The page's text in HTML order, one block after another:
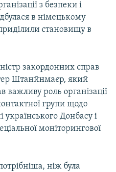
з безпеки і
в німецькому
становищу в
закордонних справ
Штанйнмаєр, який
важливу роль організації
групи щодо
Донбасу і
моніторингової
ніж була